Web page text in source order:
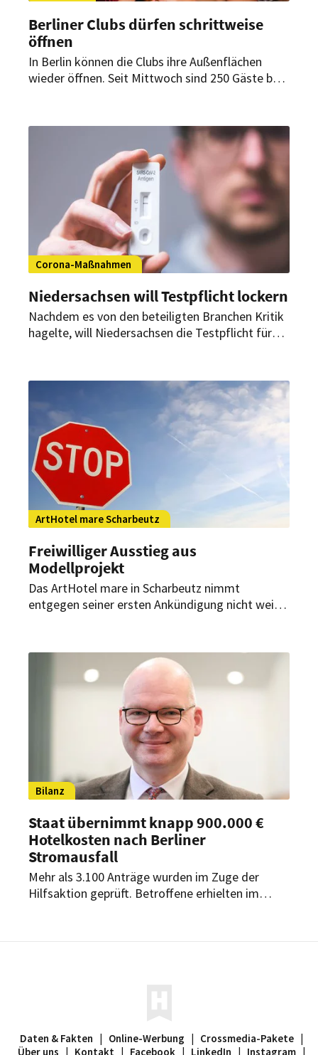
Berliner Clubs dürfen schrittweise
öffnen
In Berlin können die Clubs ihre Außenflächen
wieder öffnen. Seit Mittwoch sind 250 Gäste bei
Corona-Maßnahmen
Niedersachsen will Testpflicht lockern
Nachdem es von den beteiligten Branchen Kritik
hagelte, will Niedersachsen die Testpflicht für
ArtHotel mare Scharbeutz
Freiwilliger Ausstieg aus
Modellprojekt
Das ArtHotel mare in Scharbeutz nimmt
entgegen seiner ersten Ankündigung nicht weiter
DSGVO seien nicht akzeptabel.
Bilanz
Staat übernimmt knapp 900.000 €
Hotelkosten nach Berliner
Stromausfall
Mehr als 3.100 Anträge wurden im Zuge der
Hilfsaktion geprüft. Betroffene erhielten im
Daten & Fakten | Online-Werbung | Crossmedia-Pakete |
Über uns | Kontakt | Facebook | LinkedIn | Instagram |